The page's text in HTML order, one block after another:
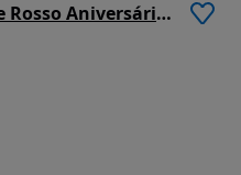
MV Agusta Turismo Veloce Rosso Aniversário 75